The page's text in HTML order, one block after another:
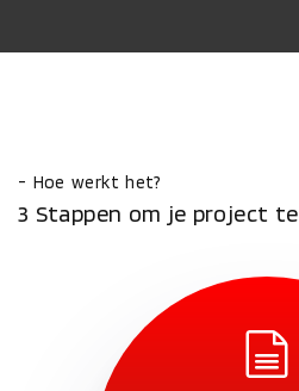
- Hoe werkt het?
3 Stappen om je project te